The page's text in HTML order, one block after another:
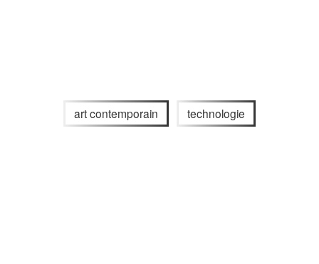
art contemporain technologie